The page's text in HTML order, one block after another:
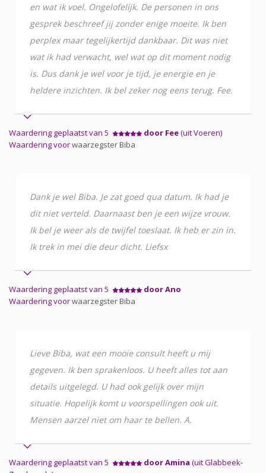
en wat ik voel. Ongelofelijk. De personen in ons
gesprek beschreef jij zonder enige moeite. Ik ben
perplex maar tegelijkertijd dankbaar. Dit was niet
wat ik had verwacht, wel wat op dit moment nodig
is. Dus dank je wel voor je tijd, je energie en je
heldere inzichten. Ik bel zeker nog eens terug. Fee.
Waardering geplaatst van 5 door Fee(uit Voeren)
Waardering voorwaarzegster Biba
Dank je wel Biba. Je zat goed qua datum. Ik had je
dit niet verteld. Daarnaast ben je een wijze vrouw.
Ik bel je weer als de twijfel toeslaat. Ik heb er zin in.
Ik trek in mei die deur dicht. Liefsx
Waardering geplaatst van 5
door Ano
Waardering voorwaarzegster Biba
Lieve Biba, wat een mooie consult heeft u mij
gegeven. Ik ben sprakenloos. U heeft alles tot aan
details uitgelegd. U had ook gelijk over mijn
situatie. Hopelijk komt u voorspellingen ook uit.
Mensen aarzel niet om haar te bellen. A.
Waardering geplaatst van 5 door Amina (uit Glabbeek-